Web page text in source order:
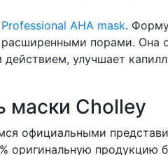
AHA mask.
расширенными порами.
действием, улучшает
маски Cholley
официальными
оригинальную